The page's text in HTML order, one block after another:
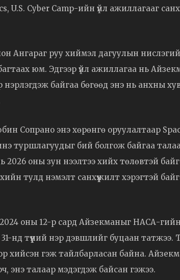
U.S. Cyber Camp-ийн үйл ажиллагааг
Ангараг руу хиймэл дагуулын
юм. Эдгээр үйл ажиллагаа нь
нэрлэгдэж байгаа бөгөөд энэ нь анхны
Сопрано энэ хөрөнгө оруулалтаар
туршлагуудыг бий болгож байгаа
оны зун нээлтээ хийх төлөвтэй
тулд нэмэлт санхүүжилт хэрэгтэй
оны 12-р сард Айзекманыг НАСА-
нд түүний нэр дэвшлийг буцаан татжээ.
хийсэн гэж тайлбарласан байна.
энэ талаар мэдэгдэж байсан гэжээ.